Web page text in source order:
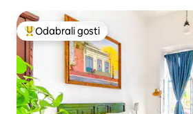
Među najviše rangiranima s oznakom
Odabrali gosti